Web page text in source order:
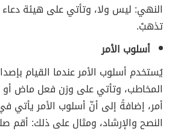
النهي: ليس ولا، وتأتي على هيئة
تذهبْ.
أسلوب الأمر
يُستخدم أسلوب الأمر عندما القيام
المخاطب، وتأتي على وزن فعل ماض
أمر، إضافةً إلى أنّ أسلوب الأمر يأتي
النصح والإرشاد، ومثال على ذلك: أقم